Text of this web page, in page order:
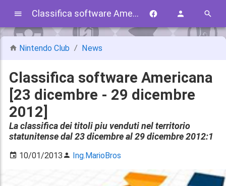
Classifica software Americana [23 dicembre - 29 dicembre 2012]
Nintendo Club News
Classifica software Americana
[23 dicembre - 29 dicembre
2012]
La classifica dei titoli piu venduti nel territorio
statunitense dal 23 dicembre al 29 dicembre 2012:1
10/01/2013 Ing.MarioBros